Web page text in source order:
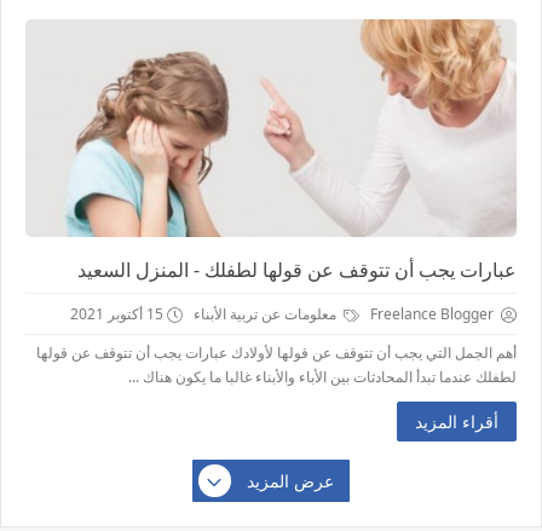
عبارات يجب أن تتوقف عن قولها لطفلك - المنزل السعيد
Freelance Blogger معلومات عن تربية الأبناء
15 أكتوبر 2021
أهم الجمل التي يجب أن تتوقف عن قولها لأولادك عبارات يجب أن تتوقف عن قولها
لطفلك عندما تبدأ المحادثات بين الأباء والأبناء غالبا ما يكون هناك ...
أقراء المزيد
عرض المزيد